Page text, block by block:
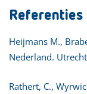
Referenties
Heijmans M.,
Nederland.
Rathert, C.,